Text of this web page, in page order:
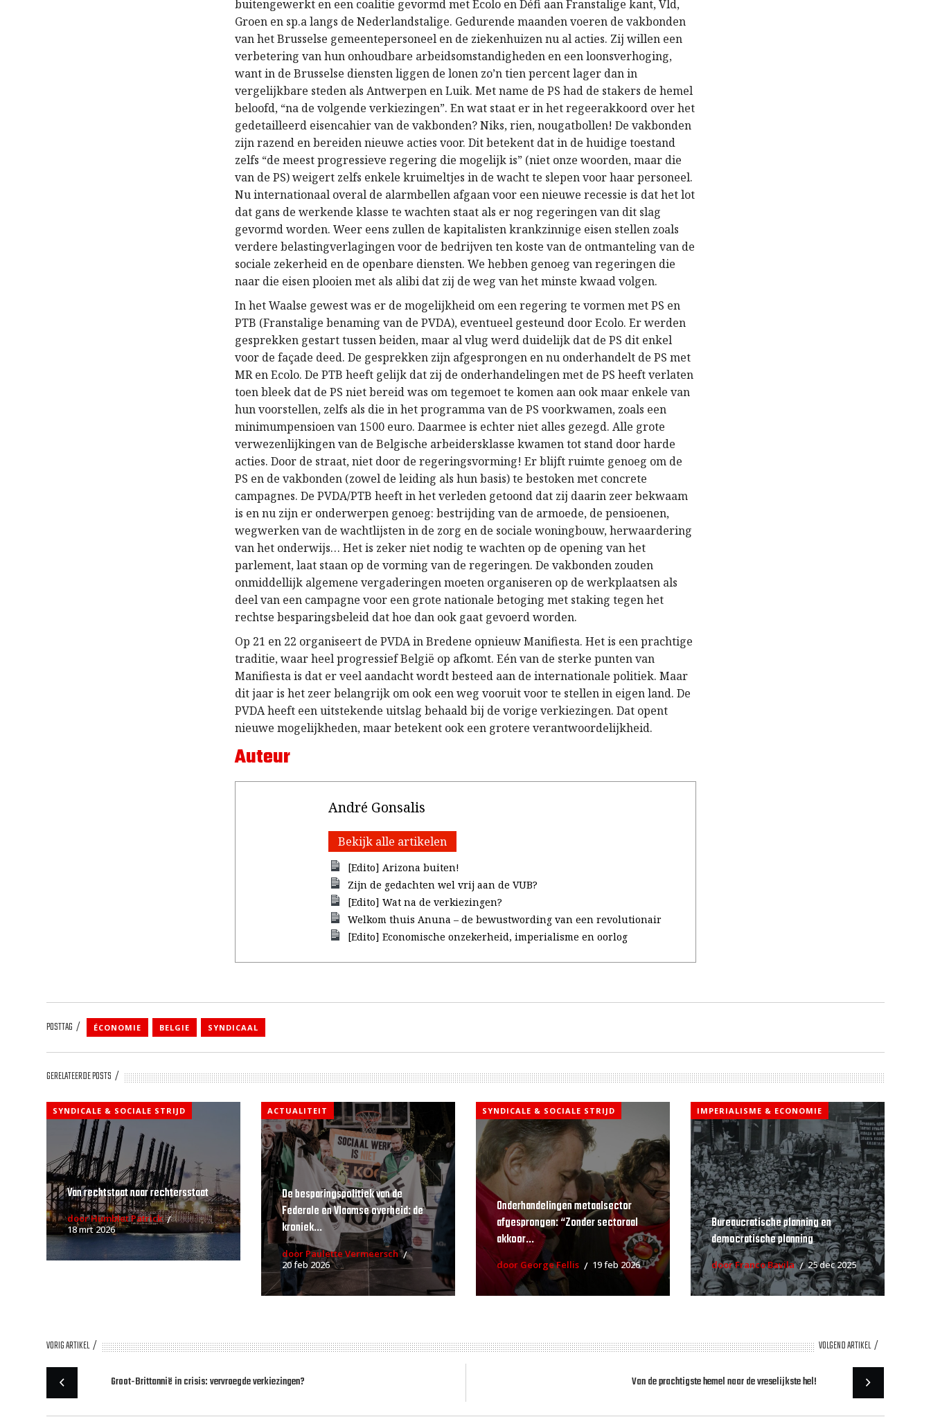
buitengewerkt en een coalitie gevormd met Ecolo en Défi aan Franstalige kant, Vld,
Groen en sp.a langs de Nederlandstalige. Gedurende maanden voeren de vakbonden
van het Brusselse gemeentepersoneel en de ziekenhuizen nu al acties. Zij willen een
verbetering van hun onhoudbare arbeidsomstandigheden en een loonsverhoging,
want in de Brusselse diensten liggen de lonen zo’n tien percent lager dan in
vergelijkbare steden als Antwerpen en Luik. Met name de PS had de stakers de hemel
beloofd, “na de volgende verkiezingen”. En wat staat er in het regeerakkoord over het
gedetailleerd eisencahier van de vakbonden? Niks, rien, nougatbollen! De vakbonden
zijn razend en bereiden nieuwe acties voor. Dit betekent dat in de huidige toestand
zelfs “de meest progressieve regering die mogelijk is” (niet onze woorden, maar die
van de PS) weigert zelfs enkele kruimeltjes in de wacht te slepen voor haar personeel.
Nu internationaal overal de alarmbellen afgaan voor een nieuwe recessie is dat het lot
dat gans de werkende klasse te wachten staat als er nog regeringen van dit slag
gevormd worden. Weer eens zullen de kapitalisten krankzinnige eisen stellen zoals
verdere belastingverlagingen voor de bedrijven ten koste van de ontmanteling van de
sociale zekerheid en de openbare diensten. We hebben genoeg van regeringen die
naar die eisen plooien met als alibi dat zij de weg van het minste kwaad volgen.
In het Waalse gewest was er de mogelijkheid om een regering te vormen met PS en
PTB (Franstalige benaming van de PVDA), eventueel gesteund door Ecolo. Er werden
gesprekken gestart tussen beiden, maar al vlug werd duidelijk dat de PS dit enkel
voor de façade deed. De gesprekken zijn afgesprongen en nu onderhandelt de PS met
MR en Ecolo. De PTB heeft gelijk dat zij de onderhandelingen met de PS heeft verlaten
toen bleek dat de PS niet bereid was om tegemoet te komen aan ook maar enkele van
hun voorstellen, zelfs als die in het programma van de PS voorkwamen, zoals een
minimumpensioen van 1500 euro. Daarmee is echter niet alles gezegd. Alle grote
verwezenlijkingen van de Belgische arbeidersklasse kwamen tot stand door harde
acties. Door de straat, niet door de regeringsvorming! Er blijft ruimte genoeg om de
PS en de vakbonden (zowel de leiding als hun basis) te bestoken met concrete
campagnes. De PVDA/PTB heeft in het verleden getoond dat zij daarin zeer bekwaam
is en nu zijn er onderwerpen genoeg: bestrijding van de armoede, de pensioenen,
wegwerken van de wachtlijsten in de zorg en de sociale woningbouw, herwaardering
van het onderwijs… Het is zeker niet nodig te wachten op de opening van het
parlement, laat staan op de vorming van de regeringen. De vakbonden zouden
onmiddellijk algemene vergaderingen moeten organiseren op de werkplaatsen als
deel van een campagne voor een grote nationale betoging met staking tegen het
rechtse besparingsbeleid dat hoe dan ook gaat gevoerd worden.
Op 21 en 22 organiseert de PVDA in Bredene opnieuw Manifiesta. Het is een prachtige
traditie, waar heel progressief België op afkomt. Eén van de sterke punten van
Manifiesta is dat er veel aandacht wordt besteed aan de internationale politiek. Maar
dit jaar is het zeer belangrijk om ook een weg vooruit voor te stellen in eigen land. De
PVDA heeft een uitstekende uitslag behaald bij de vorige verkiezingen. Dat opent
nieuwe mogelijkheden, maar betekent ook een grotere verantwoordelijkheid.
Auteur
André Gonsalis
Bekijk alle artikelen
[Edito] Arizona buiten!
Zijn de gedachten wel vrij aan de VUB?
[Edito] Wat na de verkiezingen?
Welkom thuis Anuna – de bewustwording van een revolutionair
[Edito] Economische onzekerheid, imperialisme en oorlog
POSTTAG ÉCONOMIE BELGIE SYNDICAAL
GERELATEERDE POSTS
SYNDICALE & SOCIALE STRIJD
Van rechtstaat naar rechtersstaat
door Humblet Patrick
18 mrt 2026
ACTUALITEIT
De besparingspolitiek van de
Federale en Vlaamse overheid: de
kroniek...
door Paulette Vermeersch
20 feb 2026
SYNDICALE & SOCIALE STRIJD
Onderhandelingen metaalsector
afgesprongen: “Zonder sectoraal
akkoor...
door George Fellis 19 feb 2026
IMPERIALISME & ECONOMIE
Bureaucratische planning en
democratische planning
door Franco Bavila 25 dec 2025
VORIG ARTIKEL VOLGEND ARTIKEL
Groot-Brittannië in crisis: vervroegde verkiezingen? Van de prachtigste hemel naar de vreselijkste hel!